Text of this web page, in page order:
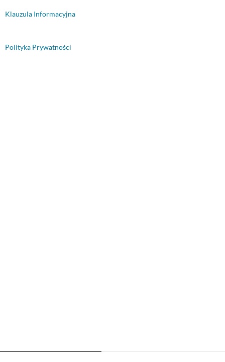
Klauzula Informacyjna
Polityka Prywatności